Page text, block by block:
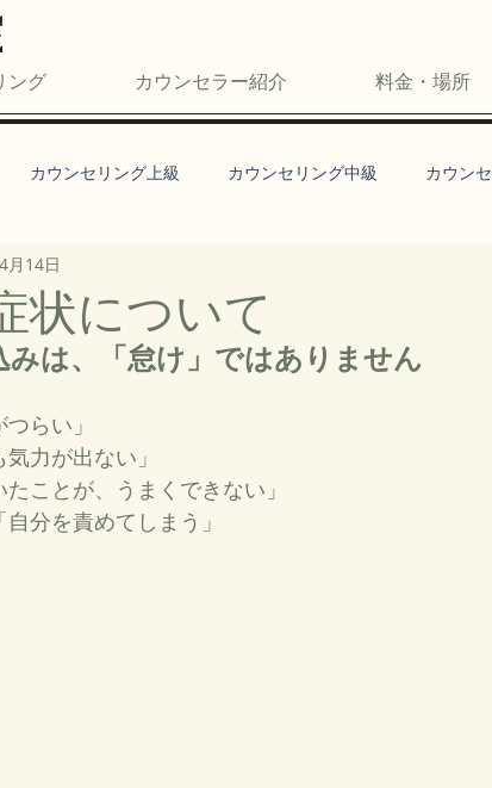
ング カウンセラー紹介 料金・場所
カウンセリング上級 カウンセリング中級 カウン
状について
月14日
みは、「怠け」ではありません
らい」
力が出ない」
たことが、うまくできない」
分を責めてしまう」